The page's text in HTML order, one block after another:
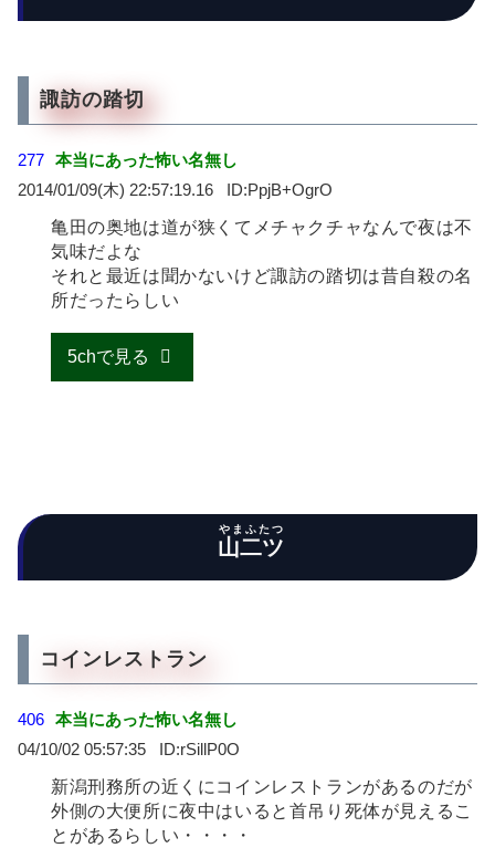
諏訪の踏切
277 本当にあった怖い名無し
2014/01/09(木) 22:57:19.16
PpjB+OgrO
亀田の奥地は道が狭くてメチャクチャなんで夜は不
気味だよな
それと最近は聞かないけど諏訪の踏切は昔自殺の名
所だったらしい
5chで見る
山二ツ
やまふたつ
コインレストラン
406 本当にあった怖い名無し
04/10/02 05:57:35
rSillP0O
新潟刑務所の近くにコインレストランがあるのだが
外側の大便所に夜中はいると首吊り死体が見えるこ
とがあるらしい・・・・